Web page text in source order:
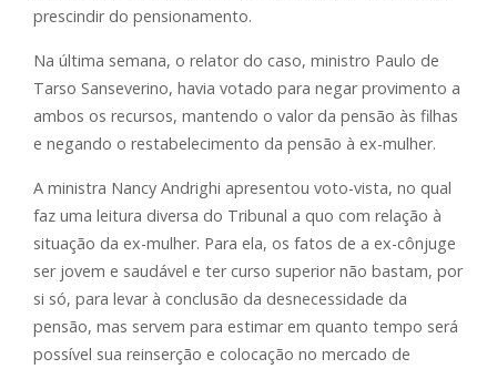
prescindir do pensionamento.
Na última semana, o relator do caso, ministro Paulo de
Tarso Sanseverino, havia votado para negar provimento a
ambos os recursos, mantendo o valor da pensão às filhas
e negando o restabelecimento da pensão à ex-mulher.
A ministra Nancy Andrighi apresentou voto-vista, no qual
faz uma leitura diversa do Tribunal a quo com relação à
situação da ex-mulher. Para ela, os fatos de a ex-cônjuge
ser jovem e saudável e ter curso superior não bastam, por
si só, para levar à conclusão da desnecessidade da
pensão, mas servem para estimar em quanto tempo será
possível sua reinserção e colocação no mercado de